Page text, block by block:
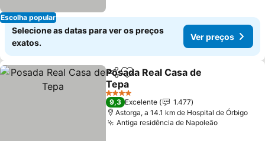
Escolha popular
Selecione as datas para ver os preços
exatos.
Ver preços
PartilharAdicionar aos favoritos
Posada Real Casa de
Tepa
Ver preços
4 Estrelas
9,3 Excelente
1.477
Astorga, a 14.1 km de Hospital de Órbigo
Antiga residência de NapoleãoVer